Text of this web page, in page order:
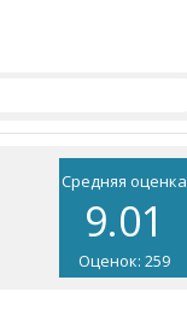
Средняя оценка
9.01
Оценок: 259